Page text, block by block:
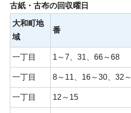
古紙・古布の回収曜日
大和町地
域
番
一丁目 1～7、31、66～68
一丁目 8～11、16～30、32
一丁目 12～15